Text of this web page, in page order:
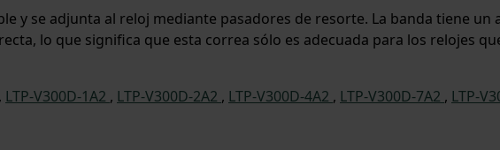
y se adjunta al reloj mediante pasadores de resorte. La banda tiene un
lo que significa que esta correa sólo es adecuada para los relojes
, LTP-V300D-1A2 , LTP-V300D-2A2 , LTP-V300D-4A2 , LTP-V300D-7A2 , LTP-